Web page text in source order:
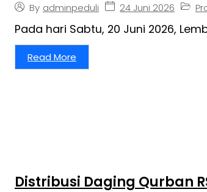
By adminpeduli 24 Juni 2026
Pada hari Sabtu, 20 Juni 2026,
Read More
Distribusi Daging Qurban